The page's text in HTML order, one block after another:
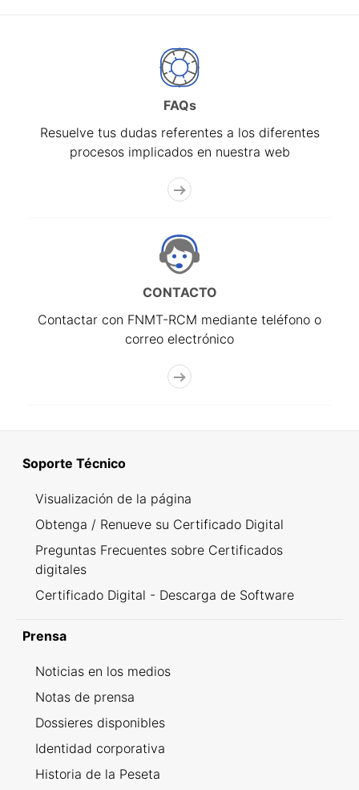
FAQs
Resuelve tus dudas referentes a los diferentes
procesos implicados en nuestra web
CONTACTO
Contactar con FNMT-RCM mediante teléfono o
correo electrónico
Soporte Técnico
Visualización de la página
Obtenga / Renueve su Certificado Digital
Preguntas Frecuentes sobre Certificados
digitales
Certificado Digital - Descarga de Software
Prensa
Noticias en los medios
Notas de prensa
Dossieres disponibles
Identidad corporativa
Historia de la Peseta